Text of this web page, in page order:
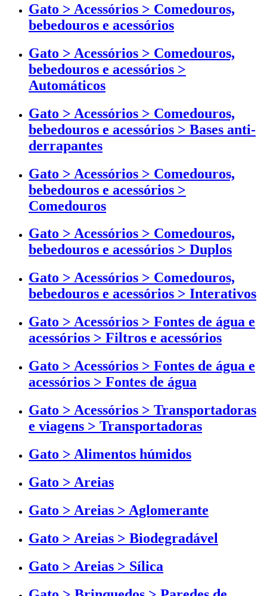
Gato > Acessórios > Comedouros,
bebedouros e acessórios
Gato > Acessórios > Comedouros,
bebedouros e acessórios >
Automáticos
Gato > Acessórios > Comedouros,
bebedouros e acessórios > Bases anti-
derrapantes
Gato > Acessórios > Comedouros,
bebedouros e acessórios >
Comedouros
Gato > Acessórios > Comedouros,
bebedouros e acessórios > Duplos
Gato > Acessórios > Comedouros,
bebedouros e acessórios > Interativos
Gato > Acessórios > Fontes de água e
acessórios > Filtros e acessórios
Gato > Acessórios > Fontes de água e
acessórios > Fontes de água
Gato > Acessórios > Transportadoras
e viagens > Transportadoras
Gato > Alimentos húmidos
Gato > Areias
Gato > Areias > Aglomerante
Gato > Areias > Biodegradável
Gato > Areias > Sílica